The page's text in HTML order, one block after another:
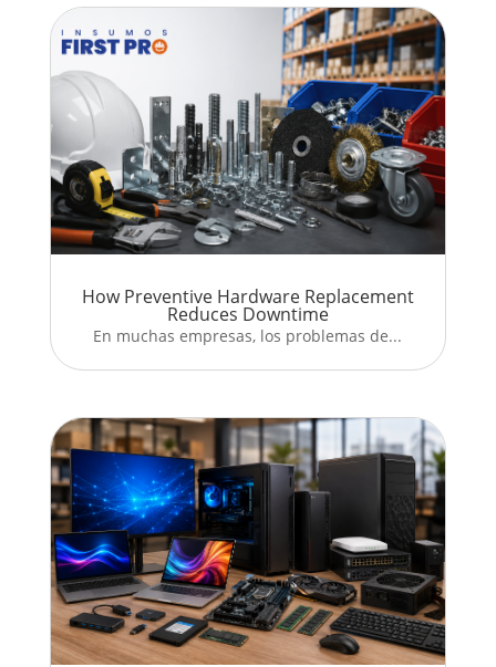
How Preventive Hardware Replacement
Reduces Downtime
En muchas empresas, los problemas de...